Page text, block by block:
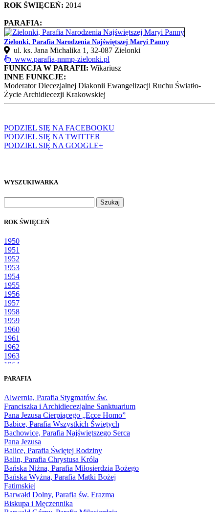
ROK ŚWIĘCEŃ: 2014
PARAFIA:
Zielonki, Parafia Narodzenia Najświętszej Maryi Panny
ul. ks. Jana Michalika 1, 32-087 Zielonki
www.parafia-nnmp-zielonki.pl
FUNKCJA W PARAFII: Wikariusz
INNE FUNKCJE:
Moderator Diecezjalnej Diakonii Ewangelizacji Ruchu Światło-
Życie Archidiecezji Krakowskiej
PODZIEL SIĘ NA FACEBOOKU
PODZIEL SIĘ NA TWITTER
PODZIEL SIĘ NA GOOGLE+
WYSZUKIWARKA
ROK ŚWIĘCEŃ
1950
1951
1952
1953
1954
1955
1956
1957
1958
1959
1960
1961
1962
1963
1964
1966
1968
1969
1970
1971
1972
1973
1974
1975
1976
1977
1978
1979
1980
PARAFIA
Alwernia, Parafia Stygmatów św.
Franciszka i Archidiecezjalne Sanktuarium
Pana Jezusa Cierpiącego „Ecce Homo”
Babice, Parafia Wszystkich Świętych
Bachowice, Parafia Najświętszego Serca
Pana Jezusa
Balice, Parafia Świętej Rodziny
Balin, Parafia Chrystusa Króla
Bańska Niżna, Parafia Miłosierdzia Bożego
Bańska Wyżna, Parafia Matki Bożej
Fatimskiej
Barwałd Dolny, Parafia św. Erazma
Biskupa i Męczennika